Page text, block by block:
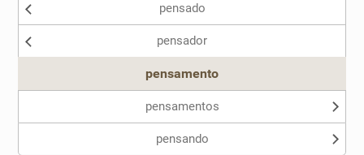
pensado
pensador
pensamento
pensamentos
pensando